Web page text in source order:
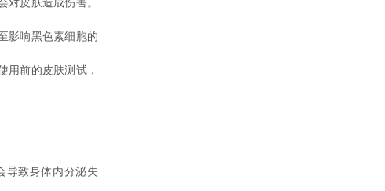
皮肤造成伤害。
影响黑色素细胞的
用前的皮肤测试，
致身体内分泌失